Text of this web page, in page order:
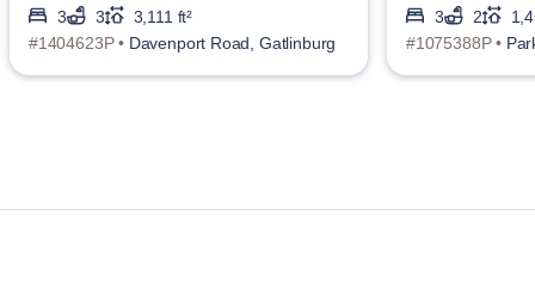
3 3
3,111 ft²
#1404623P • Davenport Road, Gatlinburg
3 2
#1075388P •